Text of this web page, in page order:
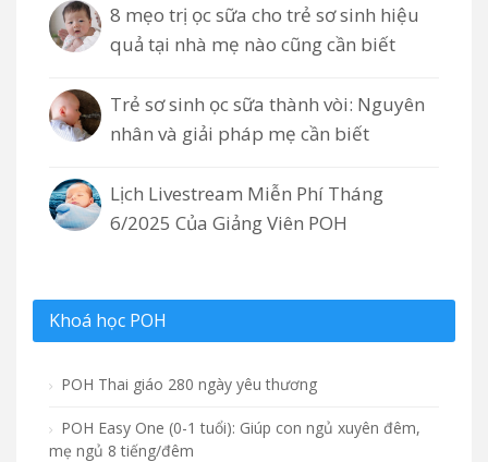
8 mẹo trị ọc sữa cho trẻ sơ sinh hiệu
quả tại nhà mẹ nào cũng cần biết
Trẻ sơ sinh ọc sữa thành vòi: Nguyên
nhân và giải pháp mẹ cần biết
Lịch Livestream Miễn Phí Tháng
6/2025 Của Giảng Viên POH
Khoá học POH
POH Thai giáo 280 ngày yêu thương
POH Easy One (0-1 tuổi): Giúp con ngủ xuyên đêm,
mẹ ngủ 8 tiếng/đêm